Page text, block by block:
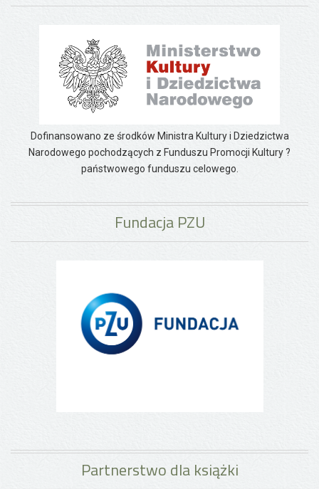
Dofinansowano ze środków Ministra Kultury i Dziedzictwa
Narodowego pochodzących z Funduszu Promocji Kultury ?
państwowego funduszu celowego.
Fundacja PZU
Partnerstwo dla książki